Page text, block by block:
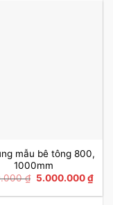
mẫu bê tông 800,
1000mm
₫ Giá
là:
5.000.000₫Giá
tại